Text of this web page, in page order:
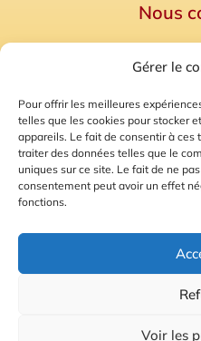
Gérer le
Pour offrir les meilleures
telles que les cookies pour stocker
appareils. Le fait de consentir à ces
traiter des données telles que le
uniques sur ce site. Le fait de ne
consentement peut avoir un effet
fonctions.
Voir les
Nous
Mentions Légales
Gestion
© 2026